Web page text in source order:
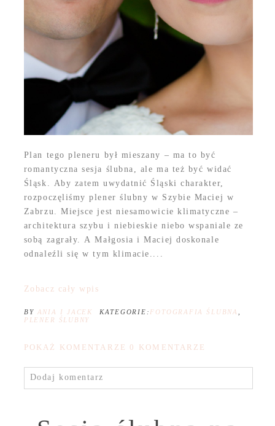
Plan tego pleneru był mieszany – ma to być
romantyczna sesja ślubna, ale ma też być widać
Śląsk. Aby zatem uwydatnić Śląski charakter,
rozpoczęliśmy plener ślubny w Szybie Maciej w
Zabrzu. Miejsce jest niesamowicie klimatyczne –
architektura szybu i niebieskie niebo wspaniale ze
sobą zagrały. A Małgosia i Maciej doskonale
odnaleźli się w tym klimacie....
Zobacz cały wpis
BY ANIA I JACEK KATEGORIE: FOTOGRAFIA ŚLUBNA
PLENER ŚLUBNY
POKAŻ KOMENTARZE 0 KOMENTARZE
Dodaj komentarz